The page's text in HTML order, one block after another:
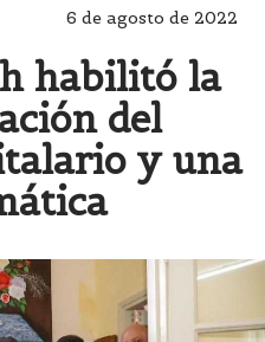
6 de agosto de 2022
habilitó la
del
y una